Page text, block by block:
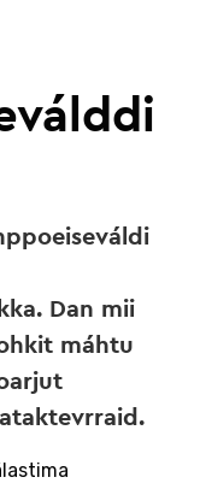
Dan mii
máhtu